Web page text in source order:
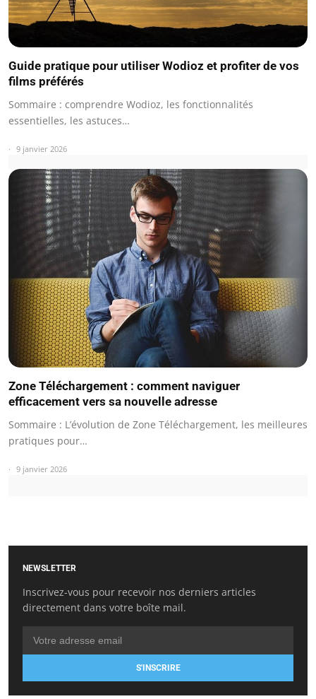
Guide pratique pour utiliser Wodioz et profiter de vos
films préférés
Sommaire : comprendre Wodioz, les fonctionnalités
essentielles, les astuces…
9 janvier 2026
Zone Téléchargement : comment naviguer
efficacement vers sa nouvelle adresse
Sommaire : L’évolution de Zone Téléchargement, les meilleures
pratiques pour…
9 janvier 2026
NEWSLETTER
Inscrivez-vous pour recevoir nos derniers articles
directement dans votre boîte mail.
S'INSCRIRE